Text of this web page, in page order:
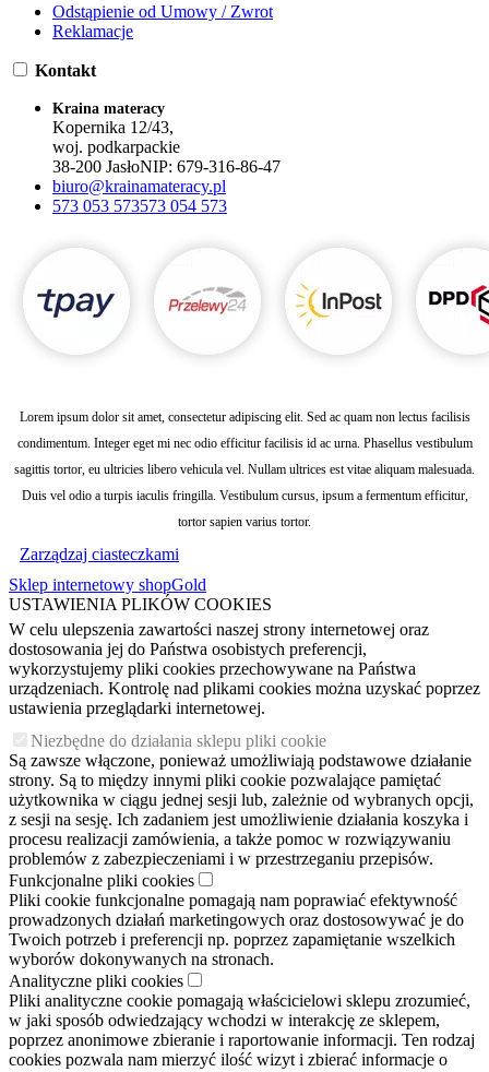
Odstąpienie od Umowy / Zwrot
Reklamacje
Kontakt
Kraina materacy
Kopernika 12/43,
woj. podkarpackie
38-200 JasłoNIP: 679-316-86-47
biuro@krainamateracy.pl
573 053 573573 054 573
Lorem ipsum dolor sit amet, consectetur adipiscing elit. Sed ac quam non lectus facilisis
condimentum. Integer eget mi nec odio efficitur facilisis id ac urna. Phasellus vestibulum
sagittis tortor, eu ultricies libero vehicula vel. Nullam ultrices est vitae aliquam malesuada.
Duis vel odio a turpis iaculis fringilla. Vestibulum cursus, ipsum a fermentum efficitur,
tortor sapien varius tortor.
Zarządzaj ciasteczkami
Sklep internetowy shopGold
USTAWIENIA PLIKÓW COOKIES
W celu ulepszenia zawartości naszej strony internetowej oraz
dostosowania jej do Państwa osobistych preferencji,
wykorzystujemy pliki cookies przechowywane na Państwa
urządzeniach. Kontrolę nad plikami cookies można uzyskać poprzez
ustawienia przeglądarki internetowej.
Niezbędne do działania sklepu pliki cookie
Są zawsze włączone, ponieważ umożliwiają podstawowe działanie
strony. Są to między innymi pliki cookie pozwalające pamiętać
użytkownika w ciągu jednej sesji lub, zależnie od wybranych opcji,
z sesji na sesję. Ich zadaniem jest umożliwienie działania koszyka i
procesu realizacji zamówienia, a także pomoc w rozwiązywaniu
problemów z zabezpieczeniami i w przestrzeganiu przepisów.
Funkcjonalne pliki cookies
Pliki cookie funkcjonalne pomagają nam poprawiać efektywność
prowadzonych działań marketingowych oraz dostosowywać je do
Twoich potrzeb i preferencji np. poprzez zapamiętanie wszelkich
wyborów dokonywanych na stronach.
Analityczne pliki cookies
Pliki analityczne cookie pomagają właścicielowi sklepu zrozumieć,
w jaki sposób odwiedzający wchodzi w interakcję ze sklepem,
poprzez anonimowe zbieranie i raportowanie informacji. Ten rodzaj
cookies pozwala nam mierzyć ilość wizyt i zbierać informacje o